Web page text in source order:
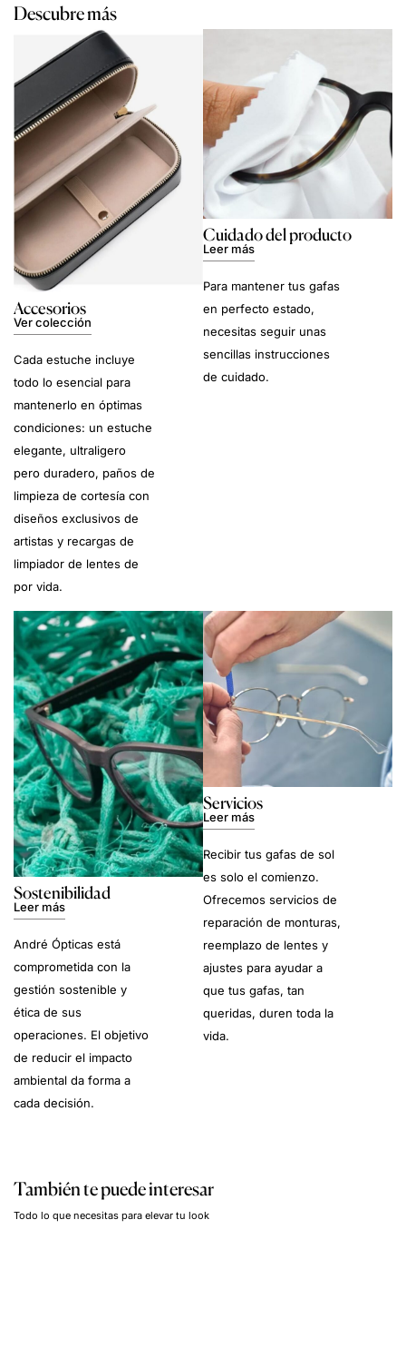
Descubre más
Accesorios
Ver colección
Cada estuche incluye
todo lo esencial para
mantenerlo en óptimas
condiciones: un estuche
elegante, ultraligero
pero duradero, paños de
limpieza de cortesía con
diseños exclusivos de
artistas y recargas de
limpiador de lentes de
por vida.
Cuidado del producto
Leer más
Para mantener tus gafas
en perfecto estado,
necesitas seguir unas
sencillas instrucciones
de cuidado.
Sostenibilidad
Leer más
André Ópticas está
comprometida con la
gestión sostenible y
ética de sus
operaciones. El objetivo
de reducir el impacto
ambiental da forma a
cada decisión.
Servicios
Leer más
Recibir tus gafas de sol
es solo el comienzo.
Ofrecemos servicios de
reparación de monturas,
reemplazo de lentes y
ajustes para ayudar a
que tus gafas, tan
queridas, duren toda la
vida.
También te puede interesar
Todo lo que necesitas para elevar tu look